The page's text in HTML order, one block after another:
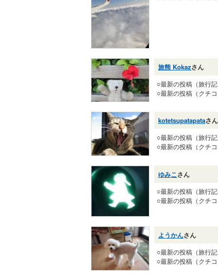
旅熊 Kokazさん
○最新の投稿（旅行記
○最新の投稿（クチコ
kotetsupatapataさん
○最新の投稿（旅行記
○最新の投稿（クチコ
ゆみこ さん
○最新の投稿（旅行記
○最新の投稿（クチコ
ようかんさん
○最新の投稿（旅行記
○最新の投稿（クチコ